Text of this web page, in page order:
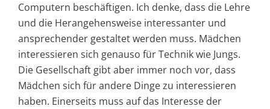
Computern beschäftigen. Ich denke, dass die Lehre
und die Herangehensweise interessanter und
ansprechender gestaltet werden muss. Mädchen
interessieren sich genauso für Technik wie Jungs.
Die Gesellschaft gibt aber immer noch vor, dass
Mädchen sich für andere Dinge zu interessieren
haben. Einerseits muss auf das Interesse der